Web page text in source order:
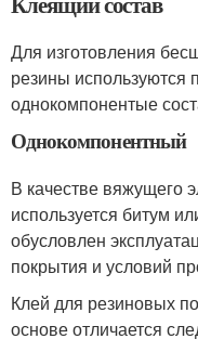
Для изготовления
резины используются
однокомпонентые
Однокомпонентный
В качестве вяжущего
используется битум
обусловлен
покрытия и условий
Клей для резиновых
основе отличается